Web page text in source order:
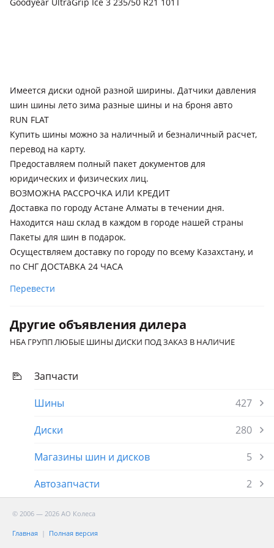
Имеется диски одной разной ширины. Датчики давления
шин шины лето зима разные шины и на броня авто
RUN FLAT
Купить шины можно за наличный и безналичный расчет,
перевод на карту.
Предоставляем полный пакет документов для
юридических и физических лиц.
ВОЗМОЖНА РАССРОЧКА ИЛИ КРЕДИТ
Доставка по городу Астане Алматы в течении дня.
Находится наш склад в каждом в городе нашей страны
Пакеты для шин в подарок.
Осуществляем доставку по городу по всему Казахстану, и
по СНГ ДОСТАВКА 24 ЧАСА
Перевести
Другие объявления дилера
НБА ГРУПП ЛЮБЫЕ ШИНЫ ДИСКИ ПОД ЗАКАЗ В НАЛИЧИЕ
Запчасти
Шины
427
Диски
280
Магазины шин и дисков
5
Автозапчасти
2
© 2006 — 2026 АО Колеса
Главная Полная версия